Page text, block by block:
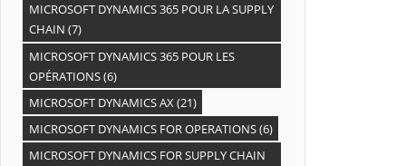
MICROSOFT DYNAMICS 365 POUR LA SUPPLY
CHAIN (7)
MICROSOFT DYNAMICS 365 POUR LES
OPÉRATIONS(6)
MICROSOFT DYNAMICS AX(21)
MICROSOFT DYNAMICS FOR OPERATIONS(6)
MICROSOFT DYNAMICS FOR SUPPLY CHAIN